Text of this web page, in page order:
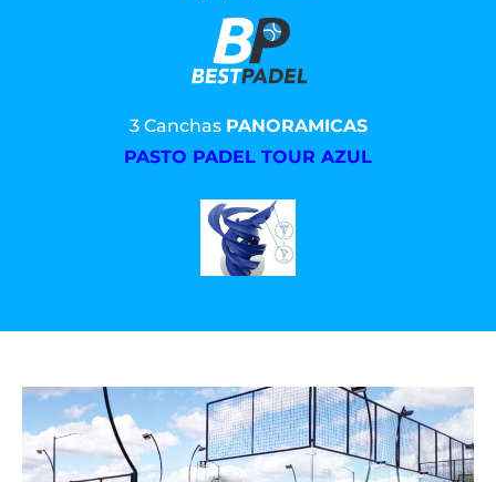
3 Canchas PANORAMICAS
PASTO PADEL TOUR AZUL